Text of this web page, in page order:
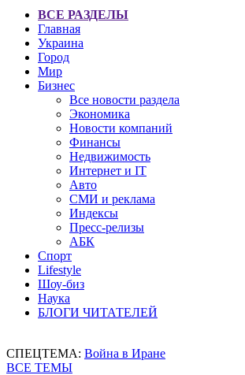
ВСЕ РАЗДЕЛЫ
Главная
Украина
Город
Мир
Бизнес
Все новости раздела
Экономика
Новости компаний
Финансы
Недвижимость
Интернет и IT
Авто
СМИ и реклама
Индексы
Пресс-релизы
АБК
Спорт
Lifestyle
Шоу-биз
Наука
БЛОГИ ЧИТАТЕЛЕЙ
СПЕЦТЕМА: Война в Иране
ВСЕ ТЕМЫ